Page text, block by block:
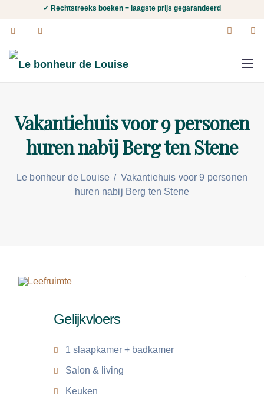
✓ Rechtstreeks boeken = laagste prijs gegarandeerd
Vakantiehuis voor 9 personen
huren nabij Berg ten Stene
Le bonheur de Louise / Vakantiehuis voor 9 personen
huren nabij Berg ten Stene
Gelijkvloers
1 slaapkamer + badkamer
Salon & living
Keuken